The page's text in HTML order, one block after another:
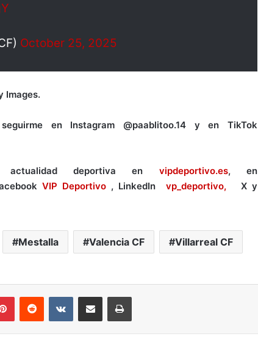
October 25, 2025
Images.
en Instagram @paablitoo.14 y en TikTok
deportiva en vipdeportivo.es, en
VIP Deportivo, LinkedIn vp_deportivo,
X y
Mestalla Valencia CF Villarreal CF